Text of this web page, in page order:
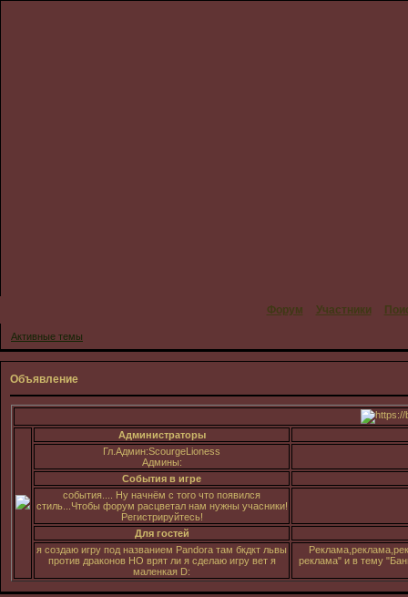
Форум Участники
Активные темы
Объявление
Администраторы
Гл.Админ:ScourgeLioness
Админы:
События в игре
события.... Ну начнём с того что появился
стиль...Чтобы форум расцветал нам нужны учасники!
Регистрируйтесь!
Для гостей
я создаю игру под названием Pandora там бкдкт львы
против драконов НО врят ли я сделаю игру вет я
маленкая D:
реклама" и в тему